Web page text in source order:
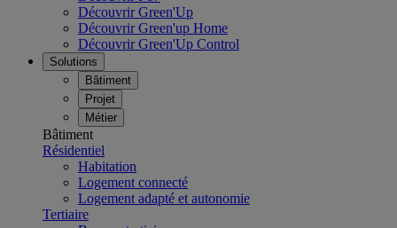
Découvrir Green'Up
Découvrir Green'up Home
Découvrir Green'Up Control
Solutions
Bâtiment
Projet
Métier
Bâtiment
Résidentiel
Habitation
Logement connecté
Logement adapté et autonomie
Tertiaire